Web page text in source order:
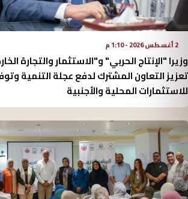
2 أغسطس 2026 - 1:10 م
وزيرا "الإنتاج الحربي" و"الاستثمار والتجارة
تعزيز التعاون المشترك لدفع عجلة التنمية
للاستثمارات المحلية والأجنبية